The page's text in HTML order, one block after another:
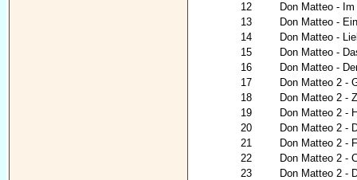
12
Don Matteo -
13
Don Matteo -
14
Don Matteo -
15
Don Matteo -
16
Don Matteo -
17
Don Matteo 2 -
18
Don Matteo 2 -
19
Don Matteo 2 -
20
Don Matteo 2 -
21
Don Matteo 2 -
22
Don Matteo 2 -
23
Don Matteo 2 -